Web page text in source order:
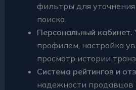
фильтры для
поиска.
Персональный кабинет.
профилем, настройка
просмотр истории
Система рейтингов и
надежности продавцов